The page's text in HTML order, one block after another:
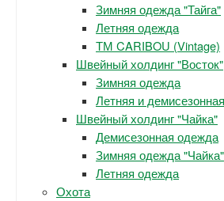
Зимняя одежда "Тайга"
Летняя одежда
ТМ CARIBOU (Vintage)
Швейный холдинг "Восток"
Зимняя одежда
Летняя и
Швейный холдинг "Чайка"
Демисезонная одежда
Зимняя одежда "Чайка"
Летняя одежда
Охота